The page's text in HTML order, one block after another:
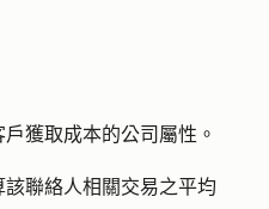
獲取成本的公司屬性。
聯絡人相關交易之平均